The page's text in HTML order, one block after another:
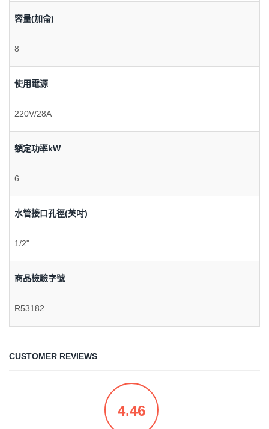
容量(加侖)
8
使用電源
220V/28A
額定功率kW
6
水管接口孔徑(英吋)
1/2"
商品檢驗字號
R53182
CUSTOMER REVIEWS
4.46